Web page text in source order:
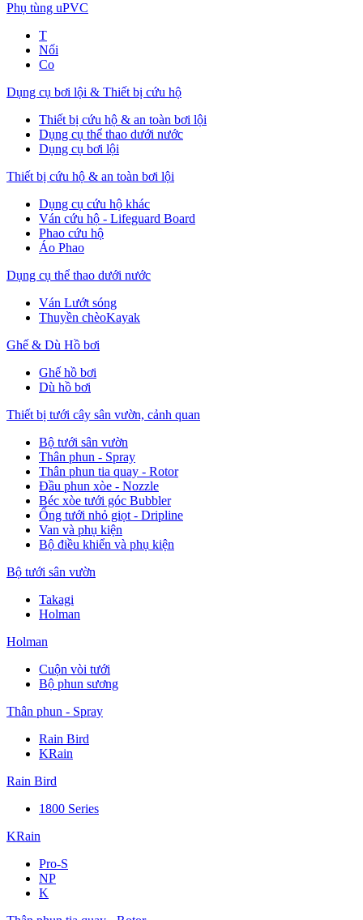
Phụ tùng uPVC
T
Nối
Co
Dụng cụ bơi lội & Thiết bị cứu hộ
Thiết bị cứu hộ & an toàn bơi lội
Dụng cụ thể thao dưới nước
Dụng cụ bơi lội
Thiết bị cứu hộ & an toàn bơi lội
Dụng cụ cứu hộ khác
Ván cứu hộ - Lifeguard Board
Phao cứu hộ
Áo Phao
Dụng cụ thể thao dưới nước
Ván Lướt sóng
Thuyền chèoKayak
Ghế & Dù Hồ bơi
Ghế hồ bơi
Dù hồ bơi
Thiết bị tưới cây sân vườn, cảnh quan
Bộ tưới sân vườn
Thân phun - Spray
Thân phun tia quay - Rotor
Đầu phun xòe - Nozzle
Béc xòe tưới góc Bubbler
Ống tưới nhỏ giọt - Dripline
Van và phụ kiện
Bộ điều khiển và phụ kiện
Bộ tưới sân vườn
Takagi
Holman
Holman
Cuộn vòi tưới
Bộ phun sương
Thân phun - Spray
Rain Bird
KRain
Rain Bird
1800 Series
KRain
Pro-S
NP
K